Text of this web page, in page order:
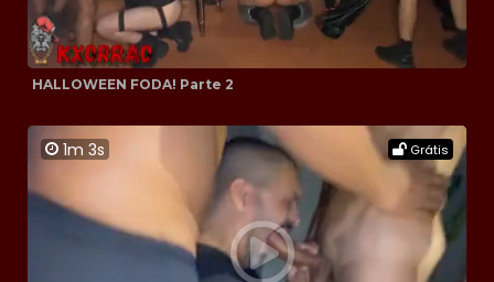
HALLOWEEN FODA! Parte 2
1m 3s Grátis